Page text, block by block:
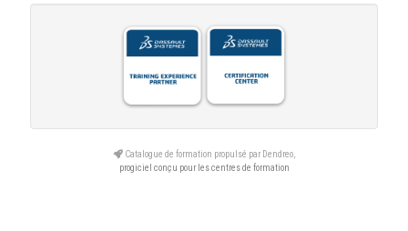
Catalogue de formation propulsé par Dendreo,
progiciel conçu pour les centres de formation